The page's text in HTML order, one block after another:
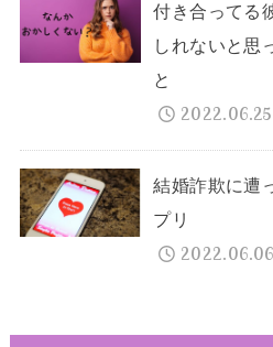
付き合ってる
しれないと思
と
2022.06.25
結婚詐欺に遭
プリ
2022.06.06